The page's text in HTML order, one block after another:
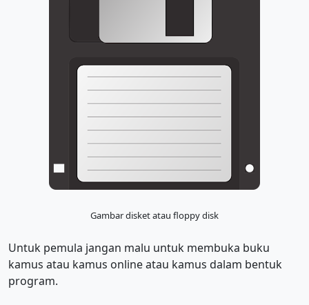
Gambar disket atau floppy disk
Untuk pemula jangan malu untuk membuka buku
kamus atau kamus online atau kamus dalam bentuk
program.